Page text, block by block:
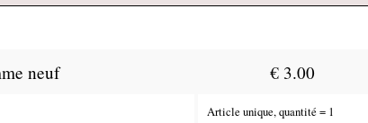
neuf € 3.00
Article unique, quantité = 1